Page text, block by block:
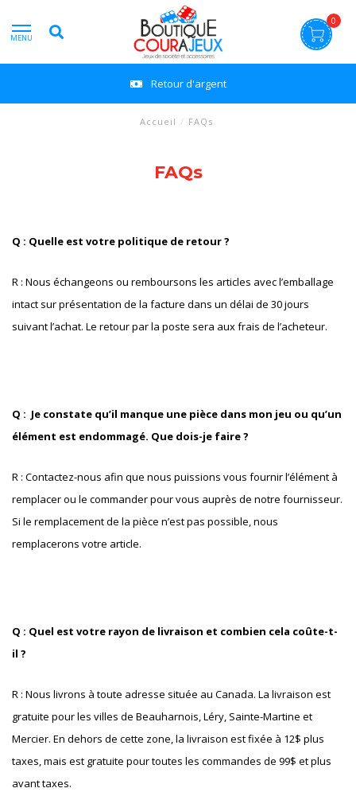
MENU
0
Retour d'argent
Accueil / FAQs
FAQs
Q : Quelle est votre politique de retour ?
R : Nous échangeons ou remboursons les articles avec l’emballage
intact sur présentation de la facture dans un délai de 30 jours
suivant l’achat. Le retour par la poste sera aux frais de l’acheteur.
Q : Je constate qu’il manque une pièce dans mon jeu ou qu’un
élément est endommagé. Que dois-je faire ?
R : Contactez-nous afin que nous puissions vous fournir l’élément à
remplacer ou le commander pour vous auprès de notre fournisseur.
Si le remplacement de la pièce n’est pas possible, nous
remplacerons votre article.
Q : Quel est votre rayon de livraison et combien cela coûte-t-
il ?
R : Nous livrons à toute adresse située au Canada. La livraison est
gratuite pour les villes de Beauharnois, Léry, Sainte-Martine et
Mercier. En dehors de cette zone, la livraison est fixée à 12$ plus
taxes, mais est gratuite pour toutes les commandes de 99$ et plus
avant taxes.